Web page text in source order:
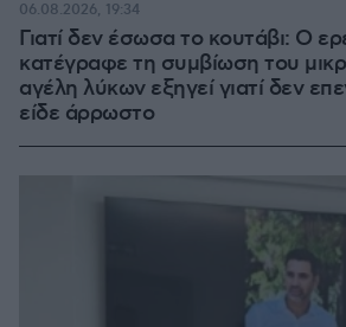
Γιατί δεν έσωσα το κουτάβι: Ο
κατέγραφε τη συμβίωση του
αγέλη λύκων εξηγεί γιατί δεν
είδε άρρωστο
06.08.2026, 19:34